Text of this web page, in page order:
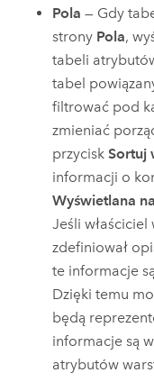
Pola — Gdy
strony Pola,
tabeli
tabel
filtrować pod
zmieniać
przyciskSortuj
informacji o
Wyświetlana
Jeśli
zdefiniował
te informacje
Dzięki temu
będą
informacje są
atrybutów